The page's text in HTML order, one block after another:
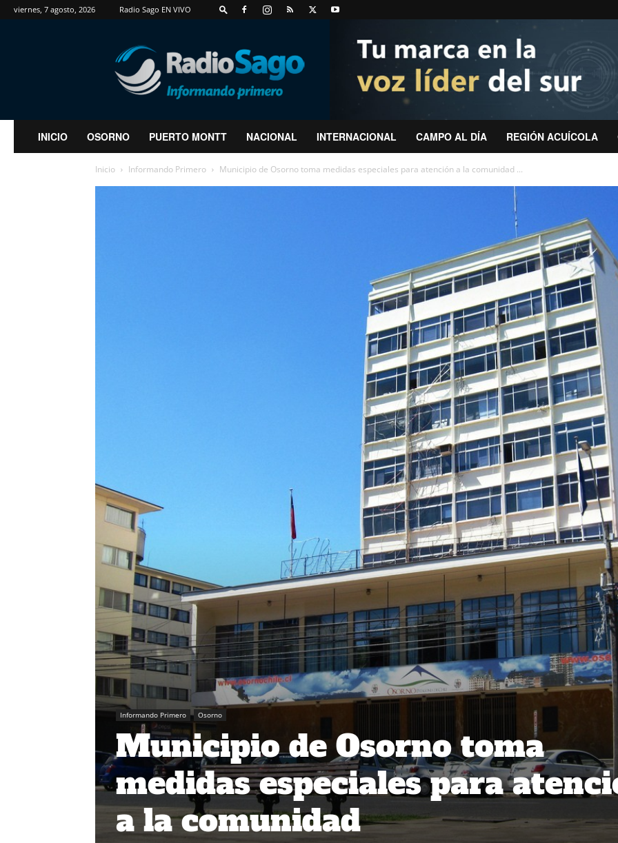
viernes, 7 agosto, 2026 Radio Sago EN VIVO
RadioSago
INICIO OSORNO PUERTO MONTT NACIONAL INTERNACIONAL CAMPO AL DÍA REGIÓN ACUÍCOLA
Inicio Informando Primero Municipio de Osorno toma medidas especiales para atención a la comunidad ...
Informando Primero Osorno
Municipio de Osorno toma
medidas especiales para
a la comunidad